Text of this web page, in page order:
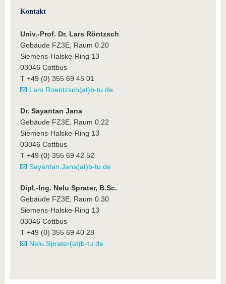
Kontakt
Univ.-Prof. Dr. Lars Röntzsch
Gebäude FZ3E, Raum 0.20
Siemens-Halske-Ring 13
03046 Cottbus
T +49 (0) 355 69 45 01
Lars.Roentzsch(at)b-tu.de
Dr. Sayantan Jana
Gebäude FZ3E, Raum 0.22
Siemens-Halske-Ring 13
03046 Cottbus
T +49 (0) 355 69 42 52
Sayantan.Jana(at)b-tu.de
Dipl.-Ing. Nelu Sprater, B.Sc.
Gebäude FZ3E, Raum 0.30
Siemens-Halske-Ring 13
03046 Cottbus
T +49 (0) 355 69 40 28
Nelu.Sprater(at)b-tu.de